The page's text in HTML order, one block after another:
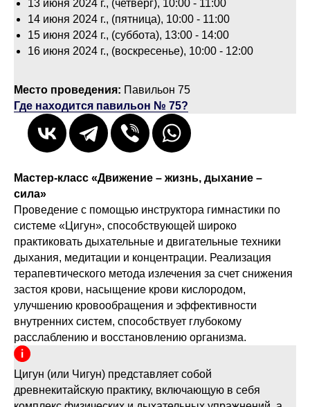
13 июня 2024 г., (четверг), 10:00 - 11:00
14 июня 2024 г., (пятница), 10:00 - 11:00
15 июня 2024 г., (суббота), 13:00 - 14:00
16 июня 2024 г., (воскресенье), 10:00 - 12:00
Место проведения: Павильон 75
Где находится павильон № 75?
Мастер-класс «Движение – жизнь, дыхание –
сила»
Проведение с помощью инструктора гимнастики по
системе «Цигун», способствующей широко
практиковать дыхательные и двигательные техники
дыхания, медитации и концентрации. Реализация
терапевтического метода излечения за счет снижения
застоя крови, насыщение крови кислородом,
улучшению кровообращения и эффективности
внутренних систем, способствует глубокому
расслаблению и восстановлению организма.
Цигун (или Чигун) представляет собой
древнекитайскую практику, включающую в себя